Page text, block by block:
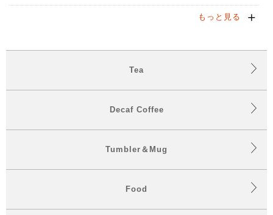
もっと見る
Tea
Decaf Coffee
Tumbler＆Mug
Food